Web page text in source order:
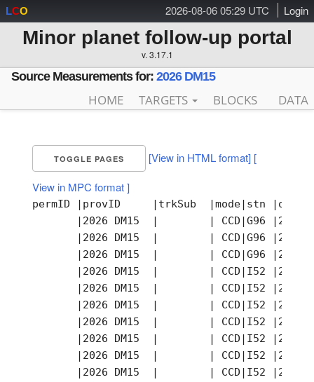
2026-08-06 05:29 UTC Login
LCO
Minor planet follow-up portal
v. 3.17.1
Source Measurements for: 2026 DM15
HOME TARGETS BLOCKS DATA
TOGGLE PAGES [View in HTML format] [
View in MPC format ]
permID |provID     |trkSub  |mode|stn
|2026 DM15  |        | CCD|G96
|2026 DM15  |        | CCD|G96
|2026 DM15  |        | CCD|G96
|2026 DM15  |        | CCD|I52
|2026 DM15  |        | CCD|I52
|2026 DM15  |        | CCD|I52
|2026 DM15  |        | CCD|I52
|2026 DM15  |        | CCD|I52
|2026 DM15  |        | CCD|I52
|2026 DM15  |        | CCD|I52